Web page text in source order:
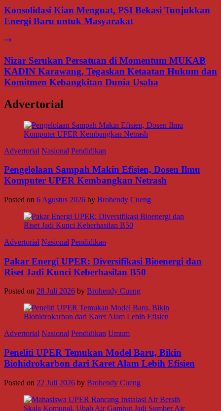
Konsolidasi Kian Menguat, PSI Bekasi Tunjukkan
Energi Baru untuk Masyarakat
Nizar Serukan Persatuan di Momentum MUKAB
KADIN Karawang, Tegaskan Ketaatan Hukum dan
Komitmen Kebangkitan Dunia Usaha
Advertorial
Advertorial Nasional Pendidikan
Pengelolaan Sampah Makin Efisien, Dosen Ilmu
Komputer UPER Kembangkan Netrash
Posted on 6 Agustus 2026 by Brohendy Cueng
Advertorial Nasional Pendidikan
Pakar Energi UPER: Diversifikasi Bioenergi dan
Riset Jadi Kunci Keberhasilan B50
Posted on 28 Juli 2026 by Brohendy Cueng
Advertorial Nasional Pendidikan Umum
Peneliti UPER Temukan Model Baru, Bikin
Biohidrokarbon dari Karet Alam Lebih Efisien
Posted on 22 Juli 2026 by Brohendy Cueng